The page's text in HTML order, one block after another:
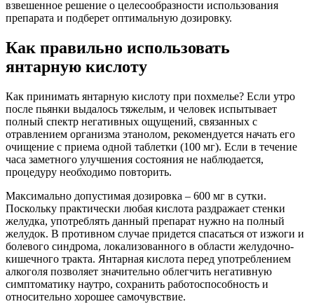
взвешенное решение о целесообразности использования
препарата и подберет оптимальную дозировку.
Как правильно использовать
янтарную кислоту
Как принимать янтарную кислоту при похмелье? Если утро
после пьянки выдалось тяжелым, и человек испытывает
полный спектр негативных ощущений, связанных с
отравлением организма этанолом, рекомендуется начать его
очищение с приема одной таблетки (100 мг). Если в течение
часа заметного улучшения состояния не наблюдается,
процедуру необходимо повторить.
Максимально допустимая дозировка – 600 мг в сутки.
Поскольку практически любая кислота раздражает стенки
желудка, употреблять данный препарат нужно на полный
желудок. В противном случае придется спасаться от изжоги и
болевого синдрома, локализованного в области желудочно-
кишечного тракта. Янтарная кислота перед употреблением
алкоголя позволяет значительно облегчить негативную
симптоматику наутро, сохранить работоспособность и
относительно хорошее самочувствие.